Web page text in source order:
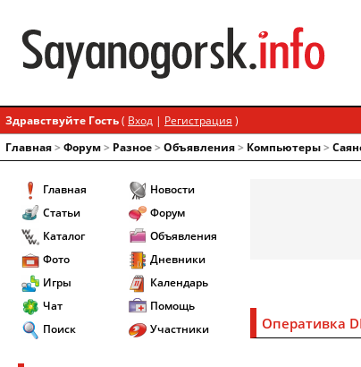
Здравствуйте Гость( Вход | Регистрация )
Главная> Форум> Разное> Объявления> Компьютеры>
Главная
Статьи
Каталог
Фото
Игры
Чат
Поиск
Новости
Форум
Объявления
Дневники
Календарь
Помощь
Участники
Оперативка